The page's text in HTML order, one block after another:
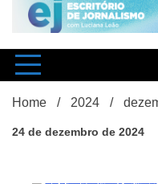
com Luciana Leão
Home 2024
24 de dezembro de 2024